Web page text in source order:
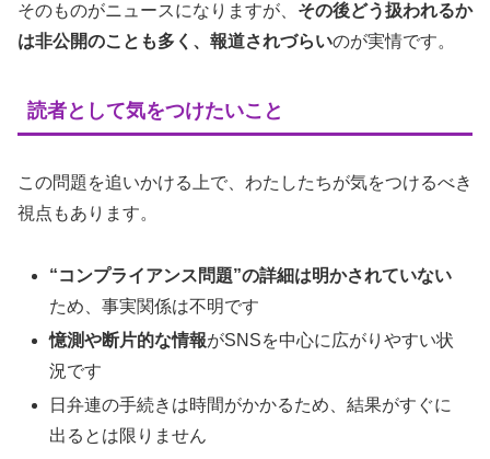
そのものがニュースになりますが、 その後どう扱われるか
は非公開のことも多く、報道されづらいのが実情です。
読者として気をつけたいこと
この問題を追いかける上で、わたしたちが気をつけるべき
視点もあります。
“コンプライアンス問題”の詳細は明かされていない
ため、事実関係は不明です
憶測や断片的な情報がSNSを中心に広がりやすい状
況です
日弁連の手続きは時間がかかるため、結果がすぐに
出るとは限りません